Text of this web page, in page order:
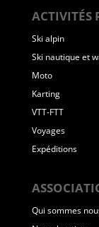
ACTIVITÉS
Ski alpin
Ski nautique et
Moto
Karting
VTT-FTT
Voyages
Expéditions
Qui sommes